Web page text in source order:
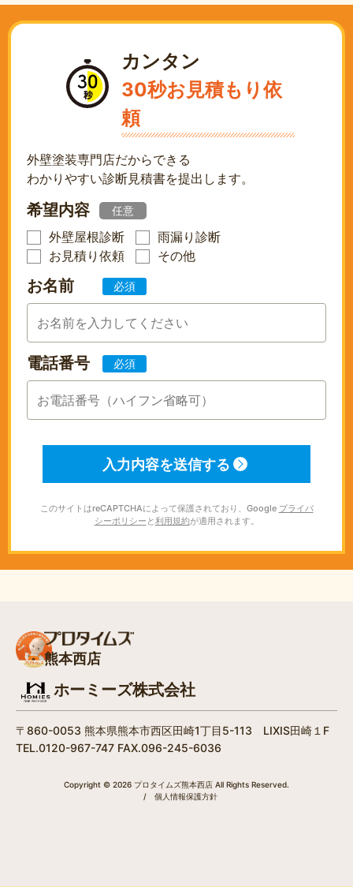
カンタン
30秒お見積もり依
頼
外壁塗装専門店だからできる
わかりやすい診断見積書を提出します。
希望内容 任意
外壁屋根診断
雨漏り診断
お見積り依頼
その他
お名前 必須
電話番号 必須
このサイトはreCAPTCHAによって保護されており、Google プライバ
シーポリシー と利用規約が適用されます。
熊本西店
ホーミーズ株式会社
〒860-0053 熊本県熊本市西区田崎1丁目5-113 LIXIS田崎１F
TEL.0120-967-747 FAX.096-245-6036
Copyright © 2026 プロタイムズ熊本西店 All Rights Reserved.
/
個人情報保護方針